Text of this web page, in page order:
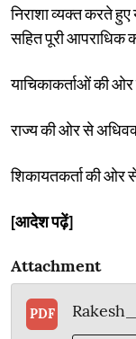
निराशा व्यक्त करते
सहित पूरी आपराधिक
याचिकाकर्ताओं की
राज्य की ओर से
शिकायतकर्ता की ओर
[आदेश पढ़ें]
Attachment
PDF